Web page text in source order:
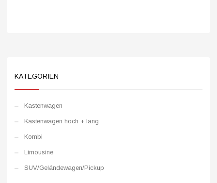
KATEGORIEN
Kastenwagen
Kastenwagen hoch + lang
Kombi
Limousine
SUV/Geländewagen/Pickup